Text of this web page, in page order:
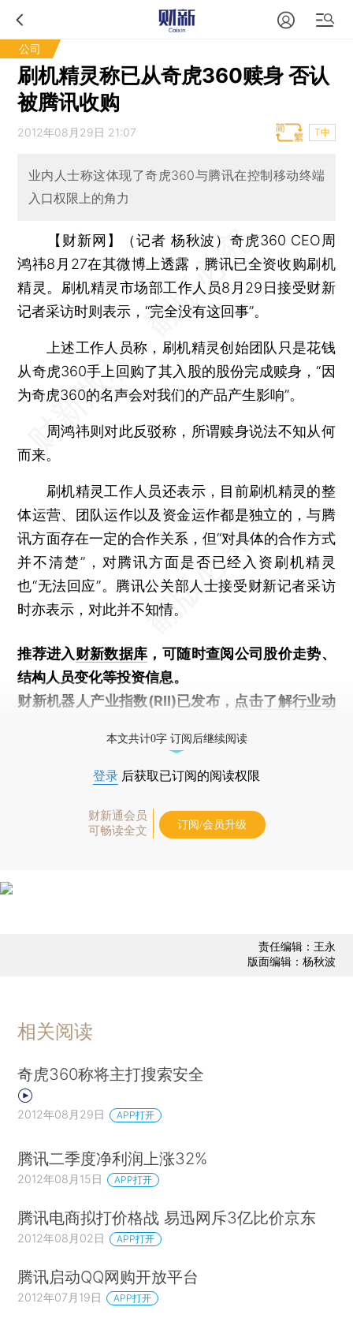
公司
刷机精灵称已从奇虎360赎身 否认
被腾讯收购
2012年08月29日 21:07 T中
业内人士称这体现了奇虎360与腾讯在控制移动终端
入口权限上的角力
【财新网】（记者 杨秋波）奇虎360 CEO周
鸿祎8月27在其微博上透露，腾讯已全资收购刷机
精灵。刷机精灵市场部工作人员8月29日接受财新
记者采访时则表示，“完全没有这回事”。
上述工作人员称，刷机精灵创始团队只是花钱
从奇虎360手上回购了其入股的股份完成赎身，“因
为奇虎360的名声会对我们的产品产生影响”。
周鸿祎则对此反驳称，所谓赎身说法不知从何
而来。
刷机精灵工作人员还表示，目前刷机精灵的整
体运营、团队运作以及资金运作都是独立的，与腾
讯方面存在一定的合作关系，但“对具体的合作方式
并不清楚”，对腾讯方面是否已经入资刷机精灵
也“无法回应”。腾讯公关部人士接受财新记者采访
时亦表示，对此并不知情。
推荐进入财新数据库 ，可随时查阅公司股价走势、
结构人员变化等投资信息。
财新机器人产业指数(RII)已发布， 点击了解行业动
本文共计0字 订阅后继续阅读
登录 后获取已订阅的阅读权限
财新通会员
可畅读全文
订阅/会员升级
责任编辑：王永
版面编辑：杨秋波
相关阅读
奇虎360称将主打搜索安全
2012年08月29日 APP打开
腾讯二季度净利润上涨32%
2012年08月15日 APP打开
腾讯电商拟打价格战 易迅网斥3亿比价京东
2012年08月02日 APP打开
腾讯启动QQ网购开放平台
2012年07月19日 APP打开